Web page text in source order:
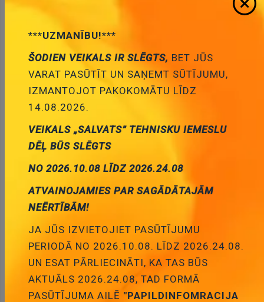
* Produktu fotogrāfijas ir tikai noskatīšanai un var dažreiz
vienādas.
PLCC20 SMD panelite
Cena:0.58 €
00008742 Artikuls:
Noliktavas stāvoklis:
Pievienot grozam
***UZMANĪBU!***
ŠODIEN VEIKALS IR SLĒGTS, BET JŪS
VARAT PASŪTĪT UN SAŅEMT SŪTĪJUMU,
IZMANTOJOT PAKOKOMĀTU LĪDZ
14.08.2026.
VEIKALS „SALVATS” TEHNISKU IEMESLU
DĒĻ BŪS SLĒGTS
NO 2026.10.08 LĪDZ 2026.24.08
ATVAINOJAMIES PAR SAGĀDĀTAJĀM
NEĒRTĪBĀM!
JA JŪS IZVIETOJIET PASŪTĪJUMU
PERIODĀ NO 2026.10.08. LĪDZ 2026.24.08.
UN ESAT PĀRLIECINĀTI, KA TAS BŪS
AKTUĀLS 2026.24.08, TAD FORMĀ
PASŪTĪJUMA AILĒ "PAPILDINFOMRACIJA